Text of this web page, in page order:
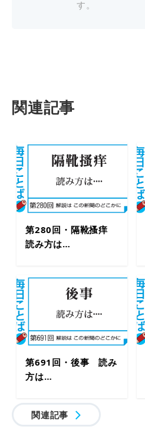
す。
関連記事
第280回・隔靴搔痒
読み方は…
第691回・後事 読み
方は…
関連記事